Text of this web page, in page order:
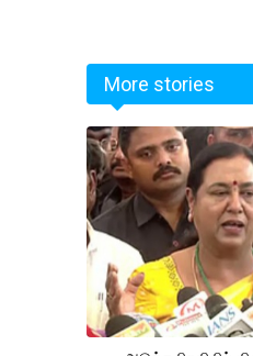
More stories